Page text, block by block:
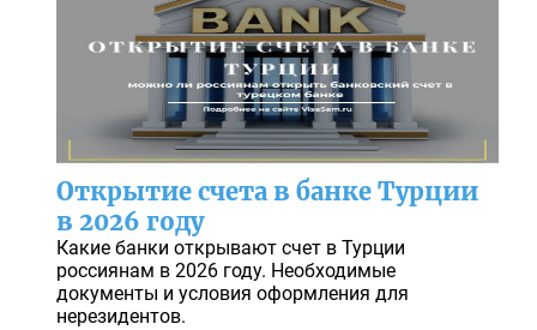
Открытие счета в банке Турции
в 2026 году
Какие банки открывают счет в Турции
россиянам в 2026 году. Необходимые
документы и условия оформления для
нерезидентов.